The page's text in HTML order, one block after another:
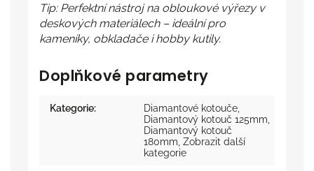
Tip: Perfektní nástroj na obloukové výřezy v
deskových materiálech – ideální pro
kameníky, obkladače i hobby kutily.
Doplňkové parametry
Kategorie: Diamantové kotouče
Diamantový kotouč 125mm
Diamantový kotouč
180mm ,Zobrazit další
kategorie